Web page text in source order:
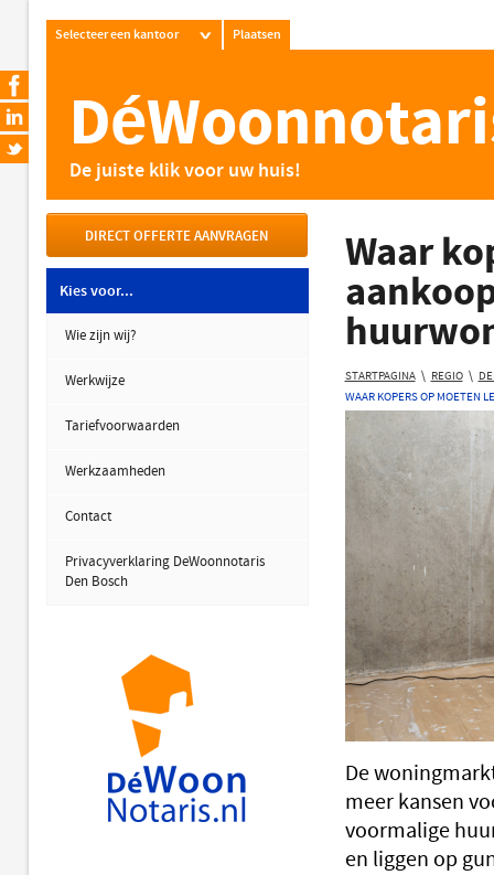
Selecteer een kantoor Plaatsen
De juiste klik voor uw huis!
DIRECT OFFERTE AANVRAGEN
Kies voor...
Wie zijn wij?
Werkwijze
Tariefvoorwaarden
Werkzaamheden
Contact
Privacyverklaring DeWoonnotaris
Den Bosch
Waar
STARTPAGINA \ REGIO \
WAAR KOPERS OP MOETEN
De
meer kansen
voormalige
en liggen op